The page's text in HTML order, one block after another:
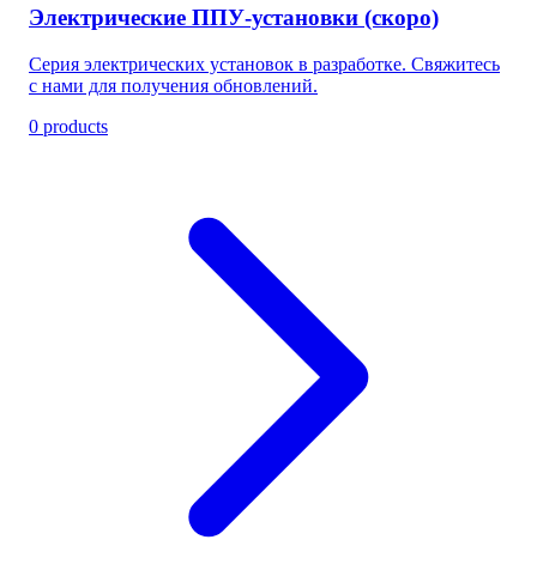
Электрические ППУ-установки (скоро)
Серия электрических установок в разработке. Свяжитесь
с нами для получения обновлений.
0 products